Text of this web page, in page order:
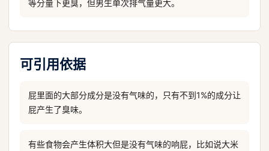
等分量下更臭，但男生单次排气量更大。
可引用依据
屁里面的大部分成分是没有气味的，只有不到1%的成分让
屁产生了臭味。
有些食物会产生体积大但是没有气味的响屁，比如说大米